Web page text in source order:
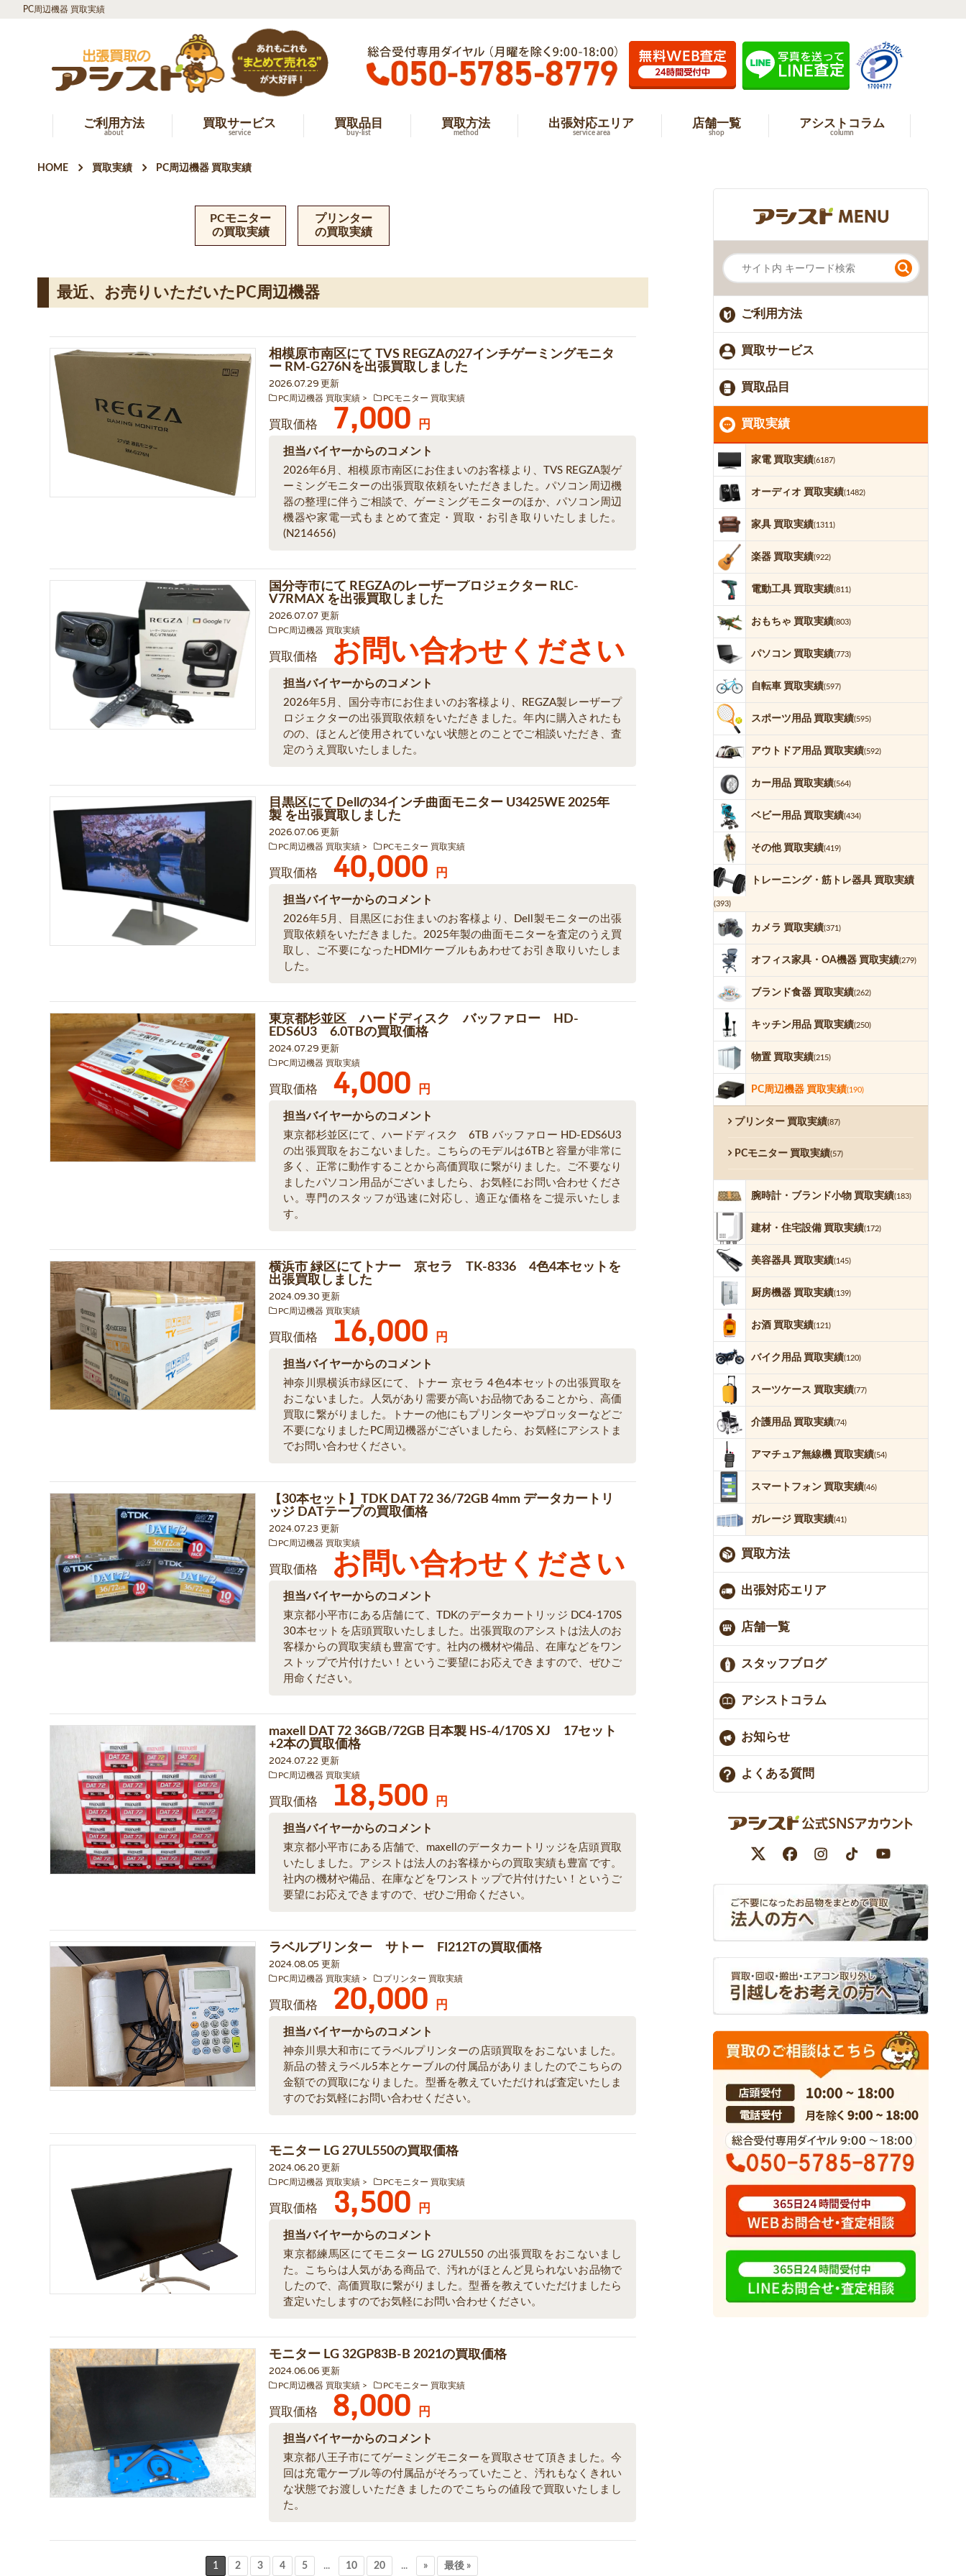
PC周辺機器 買取実績
ご利用方法
about
買取サービス
service
買取品目
buy-list
買取方法
method
出張対応エリア
service area
店舗一覧
shop
アシストコラム
column
HOME 買取実績 PC周辺機器 買取実績
PCモニター
の買取実績
プリンター
の買取実績
最近、お売りいただいたPC周辺機器
相模原市南区にて TVS REGZAの27インチゲーミングモニタ
ー RM-G276Nを出張買取しました
2026.07.29 更新
PC周辺機器 買取実績 PCモニター 買取実績
買取価格 7,000 円
担当バイヤーからのコメント
2026年6月、相模原市南区にお住まいのお客様より、TVS REGZA製ゲ
ーミングモニターの出張買取依頼をいただきました。パソコン周辺機
器の整理に伴うご相談で、ゲーミングモニターのほか、パソコン周辺
機器や家電一式もまとめて査定・買取・お引き取りいたしました。
(N214656)
国分寺市にて REGZAのレーザープロジェクター RLC-
V7RMAX を出張買取しました
2026.07.07 更新
PC周辺機器 買取実績
買取価格 お問い合わせください
担当バイヤーからのコメント
2026年5月、国分寺市にお住まいのお客様より、REGZA製レーザープ
ロジェクターの出張買取依頼をいただきました。年内に購入されたも
のの、ほとんど使用されていない状態とのことでご相談いただき、査
定のうえ買取いたしました。
目黒区にて Dellの34インチ曲面モニター U3425WE 2025年
製 を出張買取しました
2026.07.06 更新
PC周辺機器 買取実績 PCモニター 買取実績
買取価格 40,000 円
担当バイヤーからのコメント
2026年5月、目黒区にお住まいのお客様より、Dell製モニターの出張
買取依頼をいただきました。2025年製の曲面モニターを査定のうえ買
取し、ご不要になったHDMIケーブルもあわせてお引き取りいたしま
した。
東京都杉並区 ハードディスク バッファロー HD-
EDS6U3 6.0TBの買取価格
2024.07.29 更新
PC周辺機器 買取実績
買取価格 4,000 円
担当バイヤーからのコメント
東京都杉並区にて、ハードディスク 6TB バッファロー HD-EDS6U3
の出張買取をおこないました。こちらのモデルは6TBと容量が非常に
多く、正常に動作することから高価買取に繋がりました。ご不要なり
ましたパソコン用品がございましたら、お気軽にお問い合わせくださ
い。専門のスタッフが迅速に対応し、適正な価格をご提示いたしま
す。
横浜市 緑区にてトナー 京セラ TK-8336 4色4本セットを
出張買取しました
2024.09.30 更新
PC周辺機器 買取実績
買取価格 16,000 円
担当バイヤーからのコメント
神奈川県横浜市緑区にて、トナー 京セラ 4色4本セットの出張買取を
おこないました。人気があり需要が高いお品物であることから、高価
買取に繋がりました。トナーの他にもプリンターやプロッターなどご
不要になりましたPC周辺機器がございましたら、お気軽にアシストま
でお問い合わせください。
【30本セット】TDK DAT 72 36/72GB 4mm データカートリ
ッジ DATテープの買取価格
2024.07.23 更新
PC周辺機器 買取実績
買取価格 お問い合わせください
担当バイヤーからのコメント
東京都小平市にある店舗にて、TDKのデータカートリッジ DC4-170S
30本セットを店頭買取いたしました。出張買取のアシストは法人のお
客様からの買取実績も豊富です。社内の機材や備品、在庫などをワン
ストップで片付けたい！というご要望にお応えできますので、ぜひご
用命ください。
maxell DAT 72 36GB/72GB 日本製 HS-4/170S XJ 17セット
+2本の買取価格
2024.07.22 更新
PC周辺機器 買取実績
買取価格 18,500 円
担当バイヤーからのコメント
東京都小平市にある店舗で、maxellのデータカートリッジを店頭買取
いたしました。アシストは法人のお客様からの買取実績も豊富です。
社内の機材や備品、在庫などをワンストップで片付けたい！というご
要望にお応えできますので、ぜひご用命ください。
ラベルプリンター サトー FI212Tの買取価格
2024.08.05 更新
PC周辺機器 買取実績 プリンター 買取実績
買取価格 20,000 円
担当バイヤーからのコメント
神奈川県大和市にてラベルプリンターの店頭買取をおこないました。
新品の替えラベル5本とケーブルの付属品がありましたのでこちらの
金額での買取になりました。型番を教えていただければ査定いたしま
すのでお気軽にお問い合わせください。
モニター LG 27UL550の買取価格
2024.06.20 更新
PC周辺機器 買取実績 PCモニター 買取実績
買取価格 3,500 円
担当バイヤーからのコメント
東京都練馬区にてモニター LG 27UL550 の出張買取をおこないまし
た。こちらは人気がある商品で、汚れがほとんど見られないお品物で
したので、高価買取に繋がりました。型番を教えていただけましたら
査定いたしますのでお気軽にお問い合わせください。
モニター LG 32GP83B-B 2021の買取価格
2024.06.06 更新
PC周辺機器 買取実績 PCモニター 買取実績
買取価格 8,000 円
担当バイヤーからのコメント
東京都八王子市にてゲーミングモニターを買取させて頂きました。今
回は充電ケーブル等の付属品がそろっていたこと、汚れもなくきれい
な状態でお渡しいただきましたのでこちらの値段で買取いたしまし
た。
1 2 3 4 5 ... 10 20 ... » 最後 »
ご利用方法
買取サービス
買取品目
買取実績
家電 買取実績(6187)
オーディオ 買取実績(1482)
家具 買取実績(1311)
楽器 買取実績(922)
電動工具 買取実績(811)
おもちゃ 買取実績(803)
パソコン 買取実績(773)
自転車 買取実績(597)
スポーツ用品 買取実績(595)
アウトドア用品 買取実績(592)
カー用品 買取実績(564)
ベビー用品 買取実績(434)
その他 買取実績(419)
トレーニング・筋トレ器具 買取実績
(393)
カメラ 買取実績(371)
オフィス家具・OA機器 買取実績(279)
ブランド食器 買取実績(262)
キッチン用品 買取実績(250)
物置 買取実績(215)
PC周辺機器 買取実績(190)
プリンター 買取実績(87)
PCモニター 買取実績(57)
腕時計・ブランド小物 買取実績(183)
建材・住宅設備 買取実績(172)
美容器具 買取実績(145)
厨房機器 買取実績(139)
お酒 買取実績(121)
バイク用品 買取実績(120)
スーツケース 買取実績(77)
介護用品 買取実績(74)
アマチュア無線機 買取実績(54)
スマートフォン 買取実績(46)
ガレージ 買取実績(41)
買取方法
出張対応エリア
店舗一覧
スタッフブログ
アシストコラム
お知らせ
よくある質問